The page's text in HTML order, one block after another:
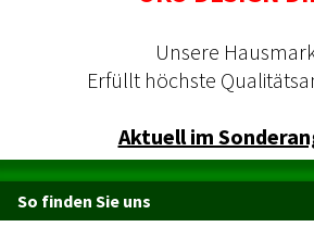
Unsere
Erfüllt höchste
Aktuell im
So finden Sie uns